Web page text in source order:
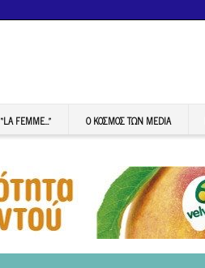
“LA FEMME…” Ο ΚΟΣΜΟΣ ΤΩΝ MEDIA